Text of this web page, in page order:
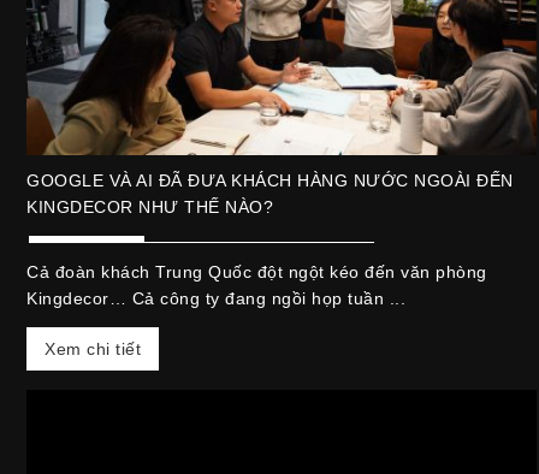
GOOGLE VÀ AI ĐÃ ĐƯA KHÁCH HÀNG NƯỚC NGOÀI ĐẾN
KINGDECOR NHƯ THẾ NÀO?
Cả đoàn khách Trung Quốc đột ngột kéo đến văn phòng
Kingdecor… Cả công ty đang ngồi họp tuần ...
Xem chi tiết